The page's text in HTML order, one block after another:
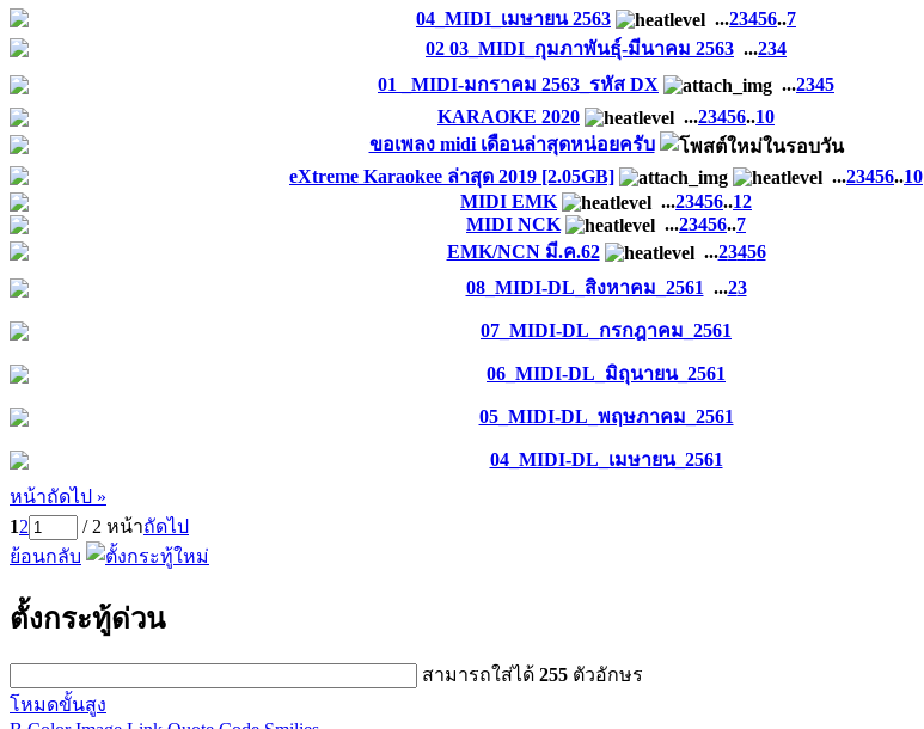
04_MIDI_เมษายน 2563
...23456..7
02 03_MIDI_กุมภาพันธุ์-มีนาคม 2563 ...234
01 _MIDI-มกราคม 2563_รหัส DX
...2345
KARAOKE 2020
...23456..10
ขอเพลง midi เดือนล่าสุดหน่อยครับ
eXtreme Karaokee ล่าสุด 2019 [2.05GB]
...23456..10
MIDI EMK
...23456..12
MIDI NCK
...23456..7
EMK/NCN มี.ค.62
...23456
08_MIDI-DL_สิงหาคม_2561 ...23
07_MIDI-DL_กรกฎาคม_2561
06_MIDI-DL_มิถุนายน_2561
05_MIDI-DL_พฤษภาคม_2561
04_MIDI-DL_เมษายน_2561
หน้าถัดไป »
12 / 2 หน้าถัดไป
ย้อนกลับ
ตั้งกระทู้ด่วน
สามารถใส่ได้255 ตัวอักษร
โหมดขั้นสูง